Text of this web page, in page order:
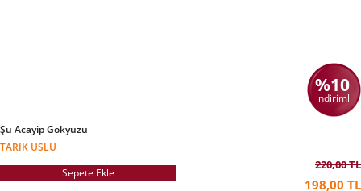
%10
indirimli
Şu Acayip Gökyüzü
TARIK USLU
Sepete Ekle
220,00 TL
198,00 TL